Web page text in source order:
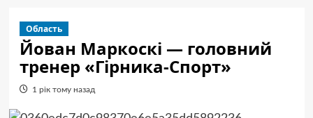
Область
Йован Маркоскі — головний
тренер «Гірника-Спорт»
1 рік тому назад